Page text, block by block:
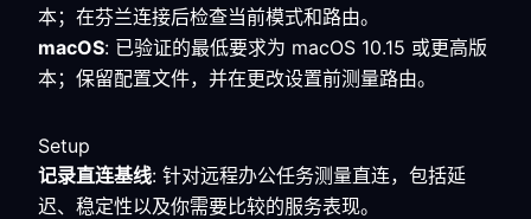
本；在芬兰连接后检查当前模式和路由。
macOS: 已验证的最低要求为 macOS 10.15 或更高版
本；保留配置文件，并在更改设置前测量路由。
Setup
记录直连基线: 针对远程办公任务测量直连，包括延
迟、稳定性以及你需要比较的服务表现。